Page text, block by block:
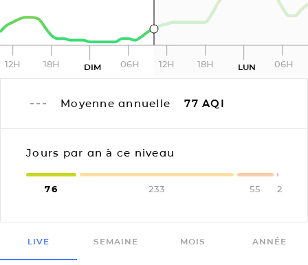
12H 18H DIM 06H 12H 18H LUN 06H
Moyenne annuelle 77 AQI
Jours par an à ce niveau
76 233 55 2
LIVE SEMAINE MOIS ANNÉE